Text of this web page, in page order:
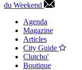
du Weekend
Agenda
Magazine
Articles
City Guide
Clutcho'
Boutique